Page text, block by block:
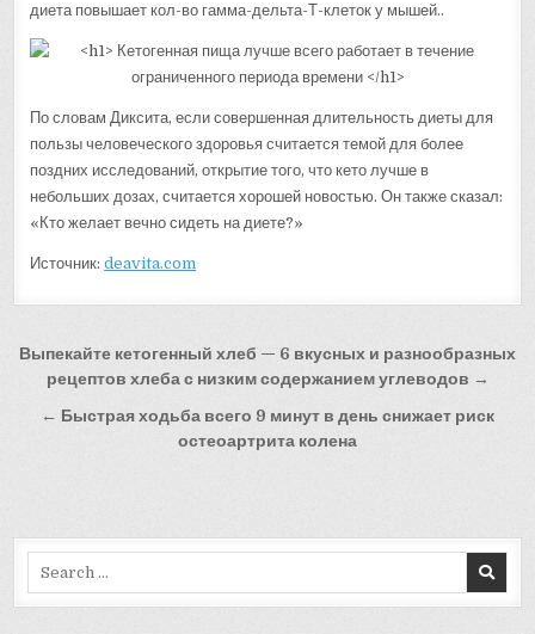
диета повышает кол-во гамма-дельта-Т-клеток у мышей..
По словам Диксита, если совершенная длительность диеты для
пользы человеческого здоровья считается темой для более
поздних исследований, открытие того, что кето лучше в
небольших дозах, считается хорошей новостью. Он также сказал:
«Кто желает вечно сидеть на диете?»
Источник:deavita.com
Навигация
по
записям
Выпекайте кетогенный хлеб — 6 вкусных и разнообразных
рецептов хлеба с низким содержанием углеводов →
← Быстрая ходьба всего 9 минут в день снижает риск
остеоартрита колена